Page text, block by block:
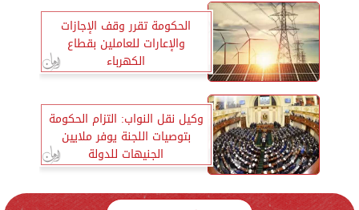
الحكومة تقرر وقف الإجازات
والإعارات للعاملين بقطاع
الكهرباء
وكيل نقل النواب: التزام الحكومة
بتوصيات اللجنة يوفر ملايين
الجنيهات للدولة